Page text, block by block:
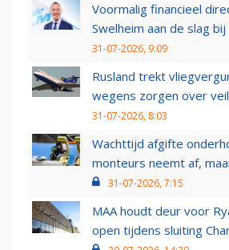
Voormalig financieel
Swelheim aan de slag bij
31-07-2026, 9:09
Rusland trekt
wegens zorgen over
31-07-2026, 8:03
Wachttijd afgifte
monteurs neemt af,
31-07-2026, 7:15
MAA houdt deur voor
open tijdens sluiting